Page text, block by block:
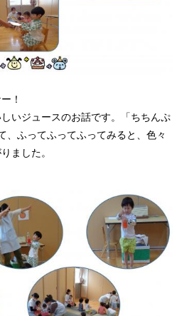
！
いジュースのお話です。「ちちんぷ
、ふってふってふってみると、色々
ました。